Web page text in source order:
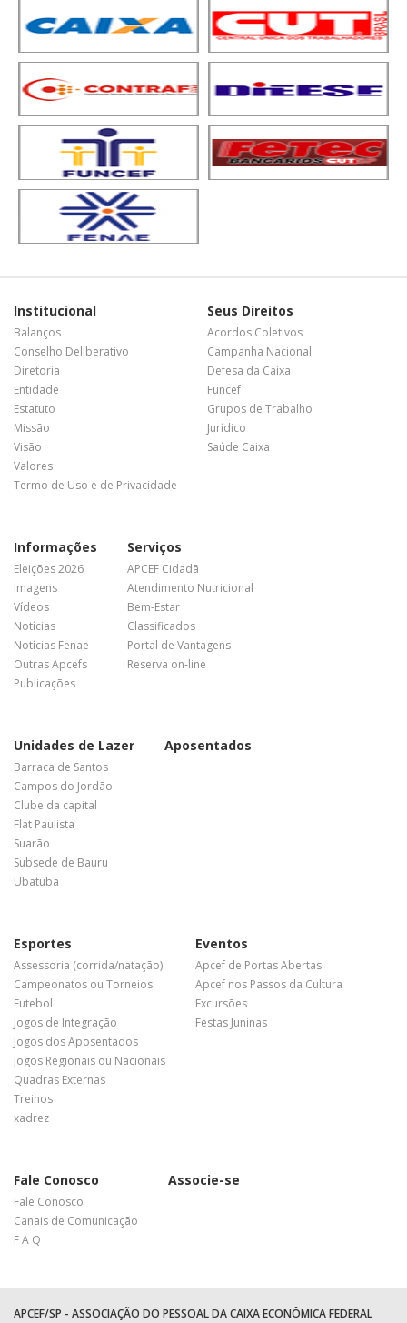
Institucional
Balanços
Conselho Deliberativo
Diretoria
Entidade
Estatuto
Missão
Visão
Valores
Termo de Uso e de Privacidade
Seus Direitos
Acordos Coletivos
Campanha Nacional
Defesa da Caixa
Funcef
Grupos de Trabalho
Jurídico
Saúde Caixa
Informações
Eleições 2026
Imagens
Vídeos
Notícias
Notícias Fenae
Outras Apcefs
Publicações
Serviços
APCEF Cidadã
Atendimento Nutricional
Bem-Estar
Classificados
Portal de Vantagens
Reserva on-line
Unidades de Lazer
Barraca de Santos
Campos do Jordão
Clube da capital
Flat Paulista
Suarão
Subsede de Bauru
Ubatuba
Aposentados
Esportes
Assessoria (corrida/natação)
Campeonatos ou Torneios
Futebol
Jogos de Integração
Jogos dos Aposentados
Jogos Regionais ou Nacionais
Quadras Externas
Treinos
xadrez
Eventos
Apcef de Portas Abertas
Apcef nos Passos da Cultura
Excursões
Festas Juninas
Fale Conosco
Fale Conosco
Canais de Comunicação
F A Q
Associe-se
APCEF/SP - ASSOCIAÇÃO DO PESSOAL DA CAIXA ECONÔMICA FEDERAL